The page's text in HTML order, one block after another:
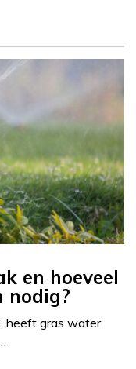
en hoeveel
nodig?
heeft gras water